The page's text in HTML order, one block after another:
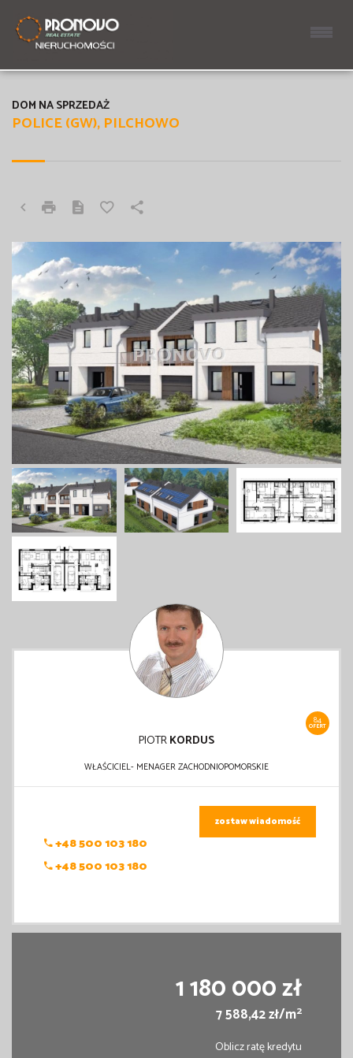
POLICE (GW), PILCHOWO
DOM NA SPRZEDAŻ
84
OFERT
PIOTRKORDUS
WŁAŚCICIEL- MENAGER ZACHODNIOPOMORSKIE
+48 500 103 180
+48 500 103 180
zostaw wiadomość
1 180 000 zł
7 588,42 zł/m2
Oblicz ratę kredytu